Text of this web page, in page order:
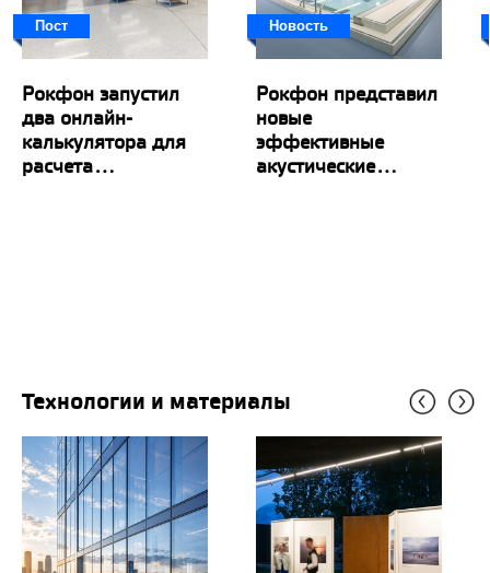
Пост
Рокфон запустил
два онлайн-
калькулятора для
расчета...
Новость
Рокфон представил
новые
эффективные
акустические...
Технологии и материалы